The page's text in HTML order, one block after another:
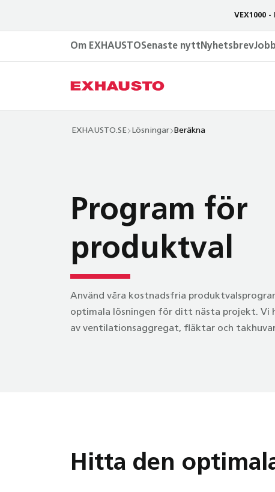
VEX1000
Om EXHAUSTOSenaste nytt NyhetsbrevJobb
EXHAUSTO.SE Lösningar Beräkna
Program för
produktval
Använd våra kostnadsfria
optimala lösningen för ditt nästa projekt. Vi
av ventilationsaggregat, fläktar och
Hitta den